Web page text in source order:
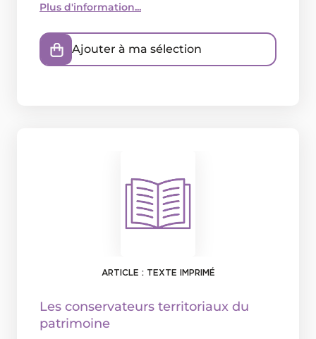
Plus d'information...
Ajouter à ma sélection
ARTICLE : TEXTE IMPRIMÉ
Les conservateurs territoriaux du
patrimoine